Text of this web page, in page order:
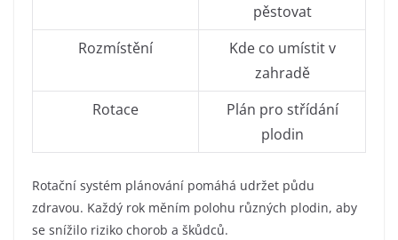
pěstovat
Rozmístění
Kde co umístit v
zahradě
Rotace
Plán pro střídání
plodin
Rotační systém plánování pomáhá udržet půdu
zdravou. Každý rok měním polohu různých plodin, aby
se snížilo riziko chorob a škůdců.